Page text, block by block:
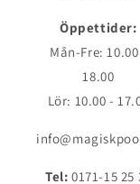
Öppettider:
Mån-Fre:
18.00
Lör: 10.00 -
Tel: 0171-15 25